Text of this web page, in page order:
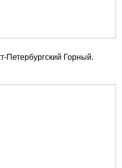
Петербургский Горный.